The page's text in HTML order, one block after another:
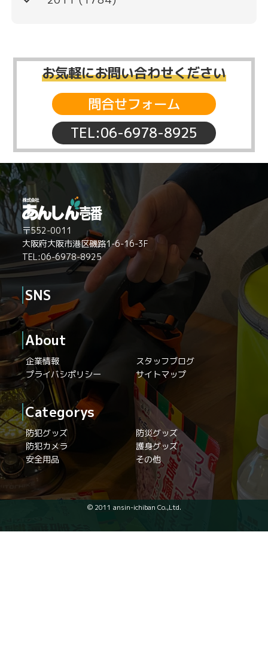
お気軽にお問い合わせください
TEL:06-6978-8925
問合せフォーム
〒552-0011
大阪府大阪市港区磯路1-6-16-3F
TEL:06-6978-8925
SNS
About
企業情報
スタッフブログ
プライバシポリシー
サイトマップ
Categorys
防犯グッズ
防災グッズ
防犯カメラ
護身グッズ
安全用品
その他
© 2011 ansin-ichiban Co.,Ltd.